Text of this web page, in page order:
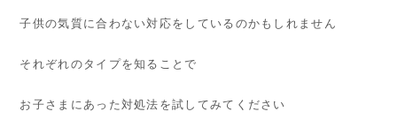
子供の気質に合わない対応をしているのかもしれません
それぞれのタイプを知ることで
お子さまにあった対処法を試してみてください